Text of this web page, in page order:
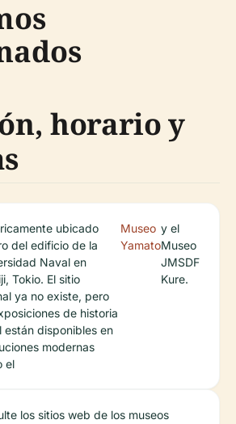
horario y
ubicado
del edificio de la
Naval en
Tokio. El sitio
ya no existe, pero
de historia
están disponibles en
modernas
el
Museo
Yamato
y el
Museo
JMSDF
Kure.
los sitios web de los museos